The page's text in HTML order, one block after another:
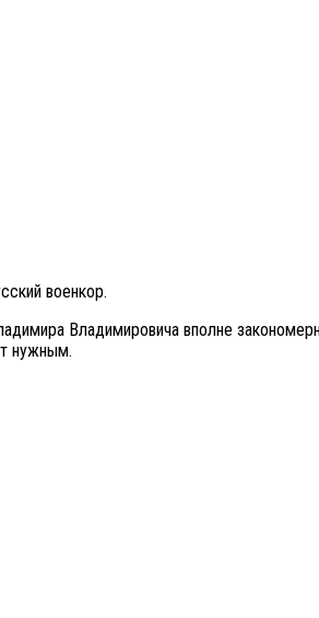
военкор.
Владимировича вполне
нужным.